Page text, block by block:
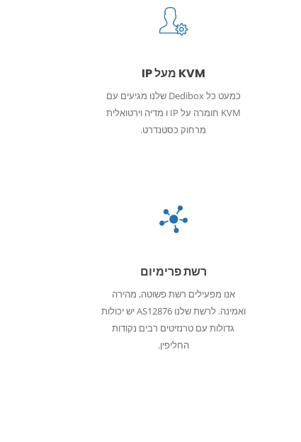
KVM מעל IP
כמעט כל Dedibox שלנו מגיעים עם
KVM חומרה על IP ו מדיה וירטואלית
מרחוק כסטנדרט.
רשת פרימיום
אנו מפעילים רשת פשוטה, מהירה
ואמינה. לרשת שלנו AS12876 יש יכולות
גדולות עם טרנזיטים רבים נקודות
החליפין.